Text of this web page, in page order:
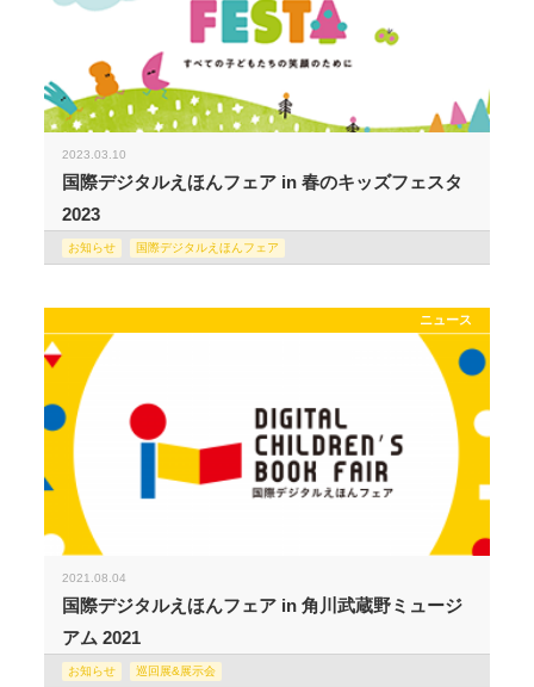
2023.03.10
国際デジタルえほんフェア in 春のキッズフェスタ
2023
お知らせ 国際デジタルえほんフェア
ニュース
2021.08.04
国際デジタルえほんフェア in 角川武蔵野ミュージ
アム 2021
お知らせ 巡回展&展示会